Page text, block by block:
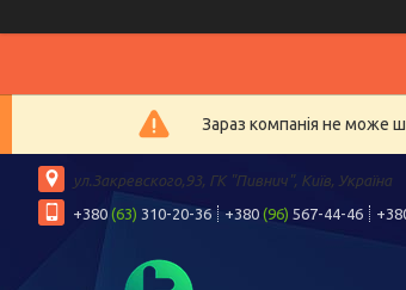
Зараз компанія не може
ул.Закревского,93, ГК "Пивнич", Київ, Україна
+380 (63) 310-20-36 +380 (96) 567-44-46